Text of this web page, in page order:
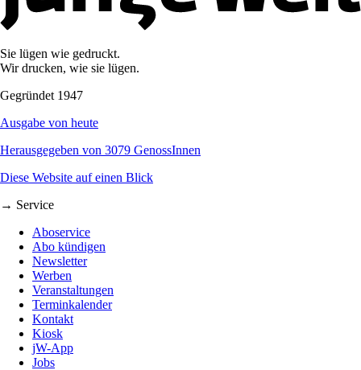
Sie lügen wie gedruckt.
Wir drucken, wie sie lügen.
Gegründet 1947
Ausgabe von heute
Herausgegeben von 3079 GenossInnen
Diese Website auf einen Blick
→ Service
Aboservice
Abo kündigen
Newsletter
Werben
Veranstaltungen
Terminkalender
Kontakt
Kiosk
jW-App
Jobs